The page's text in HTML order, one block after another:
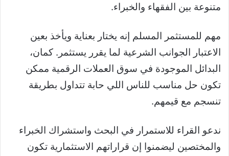
متنوعة بين الفقهاء والخبراء.
مهم للمستثمر المسلم إنه يختار بعناية ويأخذ بعين
الاعتبار الجوانب الشرعية لما يقرر يستثمر. كمان،
البدائل الموجودة في سوق العملات الرقمية ممكن
تكون حل مناسب للناس اللي حابة تتداول بطريقة
تنسجم مع قيمهم.
ندعو القراء للاستمرار في البحث واستشراك الخبراء
والمختصين ليضمنوا إن قراراتهم الاستثمارية تكون